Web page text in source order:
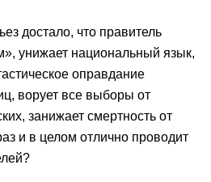
достало, что правитель
унижает национальный язык,
оправдание
ворует все выборы от
занижает смертность от
и в целом отлично проводит